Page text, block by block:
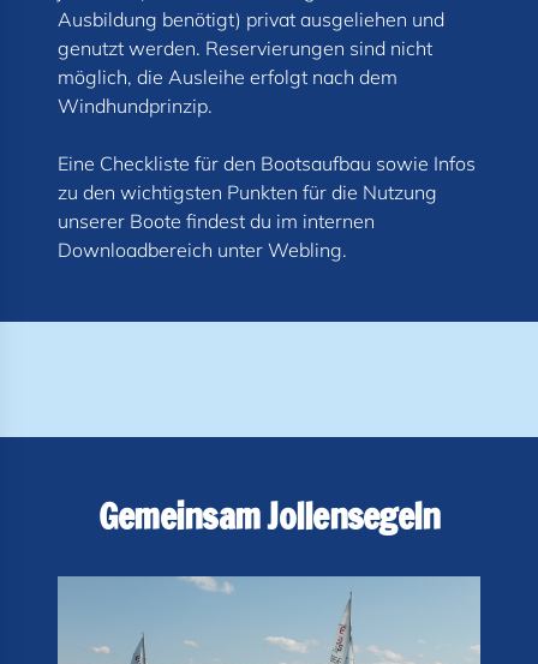
Ausbildung benötigt) privat ausgeliehen und
genutzt werden. Reservierungen sind nicht
möglich, die Ausleihe erfolgt nach dem
Windhundprinzip.
Eine Checkliste für den Bootsaufbau sowie Infos
zu den wichtigsten Punkten für die Nutzung
unserer Boote findest du im internen
Gemeinsam Jollensegeln